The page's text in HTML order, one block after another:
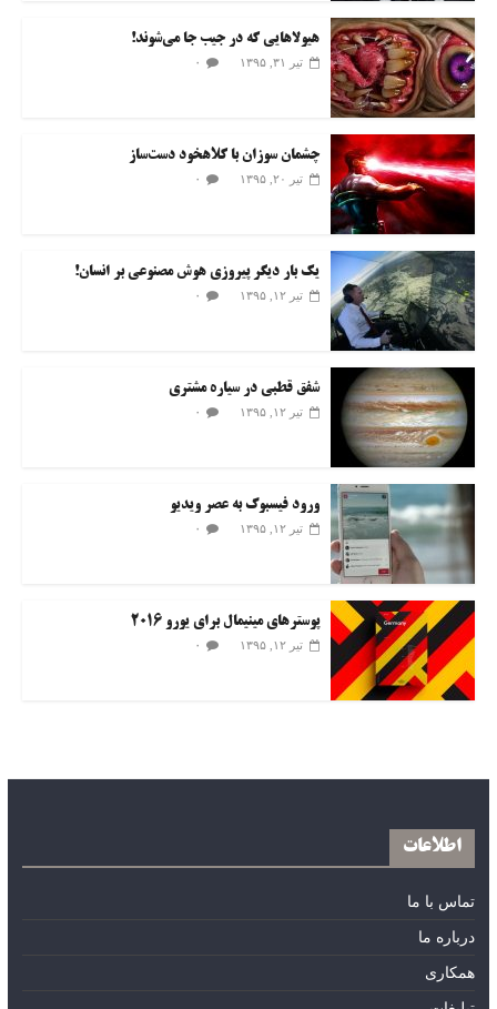
هیولاهایی که در جیب جا می‌شوند!
تیر ۳۱, ۱۳۹۵ ۰
چشمان سوزان با کلاهخود دست‌ساز
تیر ۲۰, ۱۳۹۵ ۰
یک بار دیگر پیروزی هوش مصنوعی بر انسان!
تیر ۱۲, ۱۳۹۵ ۰
شفق قطبی در سیاره مشتری
تیر ۱۲, ۱۳۹۵ ۰
ورود فیسبوک به عصر ویدیو
تیر ۱۲, ۱۳۹۵ ۰
پوسترهای مینیمال برای یورو ۲۰۱۶
تیر ۱۲, ۱۳۹۵ ۰
اطلاعات
تماس با ما
درباره ما
همکاری